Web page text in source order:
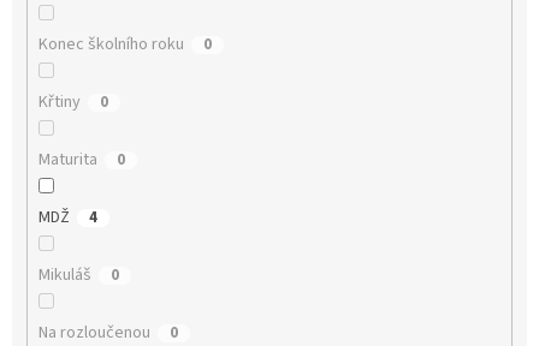
Konec školního roku 0
Křtiny 0
Maturita 0
MDŽ 4
Mikuláš 0
Na rozloučenou 0